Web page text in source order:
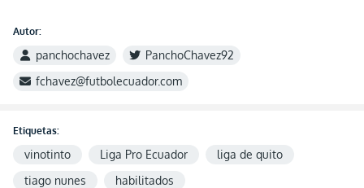
Autor:
panchochavez
PanchoChavez92
fchavez@futbolecuador.com
Etiquetas:
vinotinto Liga Pro Ecuador
liga de quito
tiago nunes
habilitados